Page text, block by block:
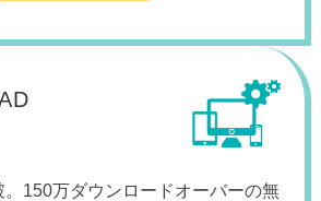
150万ダウンロードオーバーの無